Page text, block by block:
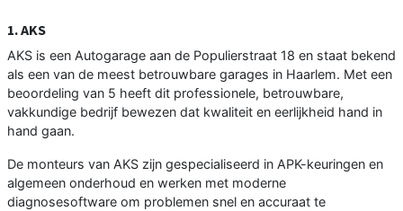
1. AKS
AKS is een Autogarage aan de Populierstraat 18 en staat bekend
als een van de meest betrouwbare garages in Haarlem. Met een
beoordeling van 5 heeft dit professionele, betrouwbare,
vakkundige bedrijf bewezen dat kwaliteit en eerlijkheid hand in
hand gaan.
De monteurs van AKS zijn gespecialiseerd in APK-keuringen en
algemeen onderhoud en werken met moderne
diagnosesoftware om problemen snel en accuraat te